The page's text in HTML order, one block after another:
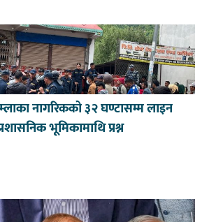
नागरिकको ३२ घण्टासम्म लाइन
भूमिकामाथि प्रश्न